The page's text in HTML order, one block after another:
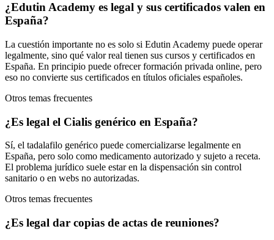
¿Edutin Academy es legal y sus certificados valen en
España?
La cuestión importante no es solo si Edutin Academy puede operar
legalmente, sino qué valor real tienen sus cursos y certificados en
España. En principio puede ofrecer formación privada online, pero
eso no convierte sus certificados en títulos oficiales españoles.
Otros temas frecuentes
¿Es legal el Cialis genérico en España?
Sí, el tadalafilo genérico puede comercializarse legalmente en
España, pero solo como medicamento autorizado y sujeto a receta.
El problema jurídico suele estar en la dispensación sin control
sanitario o en webs no autorizadas.
Otros temas frecuentes
¿Es legal dar copias de actas de reuniones?